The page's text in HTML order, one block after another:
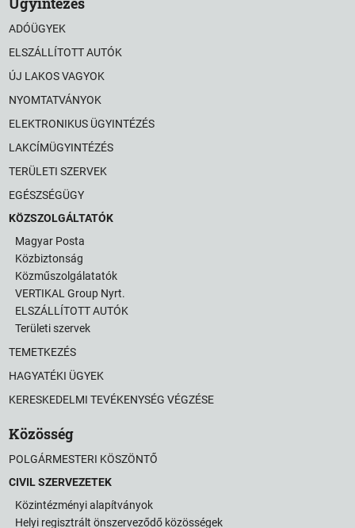
ADÓÜGYEK
ELSZÁLLÍTOTT AUTÓK
ÚJ LAKOS VAGYOK
NYOMTATVÁNYOK
ELEKTRONIKUS ÜGYINTÉZÉS
LAKCÍMÜGYINTÉZÉS
TERÜLETI SZERVEK
EGÉSZSÉGÜGY
KÖZSZOLGÁLTATÓK
Magyar Posta
Közbiztonság
Közműszolgálatatók
VERTIKAL Group Nyrt.
ELSZÁLLÍTOTT AUTÓK
Területi szervek
TEMETKEZÉS
HAGYATÉKI ÜGYEK
KERESKEDELMI TEVÉKENYSÉG VÉGZÉSE
Közösség
POLGÁRMESTERI KÖSZÖNTŐ
CIVIL SZERVEZETEK
Közintézményi alapítványok
Helyi regisztrált önszerveződő közösségek